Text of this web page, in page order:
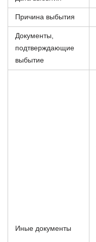
Причина выбытия
Документы,
подтверждающие
выбытие
Иные документы